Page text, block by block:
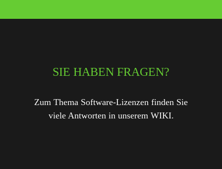
SIE HABEN FRAGEN?
Zum Thema Software-Lizenzen finden Sie
viele Antworten in unserem WIKI.